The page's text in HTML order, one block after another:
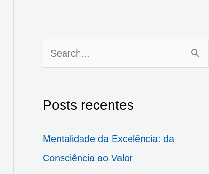
u
i
Posts recentes
Mentalidade da Excelência: da
Consciência ao Valor